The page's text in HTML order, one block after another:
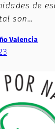
de
son…
Valencia